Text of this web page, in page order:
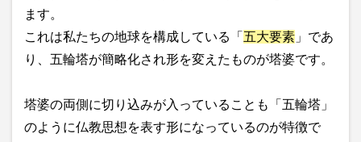
ます。
これは私たちの地球を構成している「 五大要素 」であ
り、五輪塔が簡略化され形を変えたものが塔婆です。
塔婆の両側に切り込みが入っていることも「五輪塔」
のように仏教思想を表す形になっているのが特徴で